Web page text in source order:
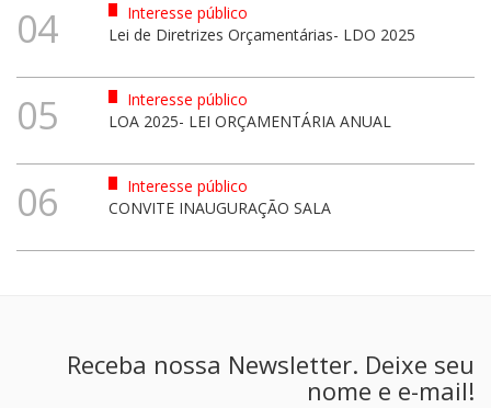
04
Interesse público
Lei de Diretrizes Orçamentárias- LDO 2025
05
Interesse público
LOA 2025- LEI ORÇAMENTÁRIA ANUAL
06
Interesse público
CONVITE INAUGURAÇÃO SALA
Receba nossa Newsletter. Deixe seu
nome e e-mail!